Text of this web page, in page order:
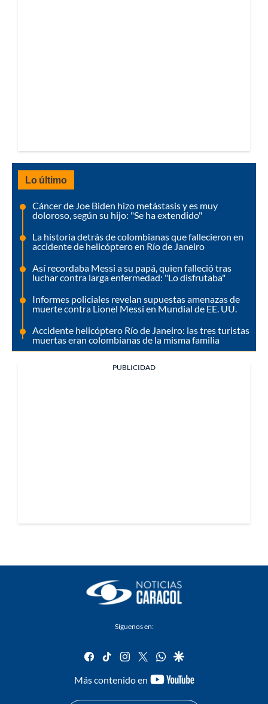
Lo último
Cáncer de Joe Biden hizo metástasis y es muy
doloroso, según su hijo: "Se ha extendido"
La historia detrás de colombianas que fallecieron en
accidente de helicóptero en Río de Janeiro
Así recordaba Messi a su papá, quien falleció tras
luchar contra larga enfermedad: "Lo disfrutaba"
Informes policiales revelan supuestas amenazas de
muerte contra Lionel Messi en Mundial de EE. UU.
Accidente helicóptero Río de Janeiro: las tres turistas
muertas eran colombianas de la misma familia
PUBLICIDAD
Síguenos en:
facebook
tiktok instagram
twitterwhatsapp
google
Más contenido en
youtube-